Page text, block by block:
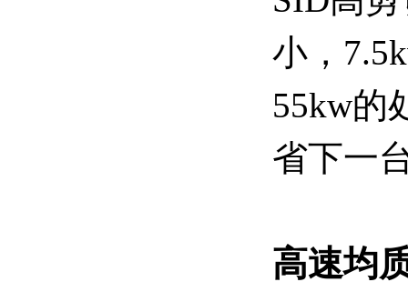
小，
55kw的
省下一
高速均